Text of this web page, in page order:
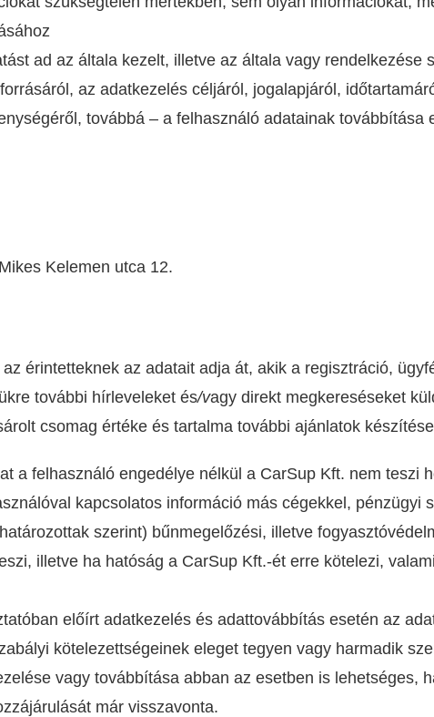
ad az általa kezelt, illetve az általa vagy rendelkezése
az adatkezelés céljáról, jogalapjáról,
továbbá – a felhasználó adatainak továbbítása
Kelemen utca 12.
érintetteknek az adatait adja át, akik a regisztráció,
további hírleveleket és/vagy direkt megkereséseket
csomag értéke és tartalma további ajánlatok
a felhasználó engedélye nélkül a CarSup Kft. nem teszi
kapcsolatos információ más cégekkel, pénzügyi
szerint) bűnmegelőzési, illetve
illetve ha hatóság a CarSup Kft.-ét erre kötelezi,
előírt adatkezelés és adattovábbítás esetén az
kötelezettségeinek eleget tegyen vagy harmadik
vagy továbbítása abban az esetben is lehetséges,
már visszavonta.